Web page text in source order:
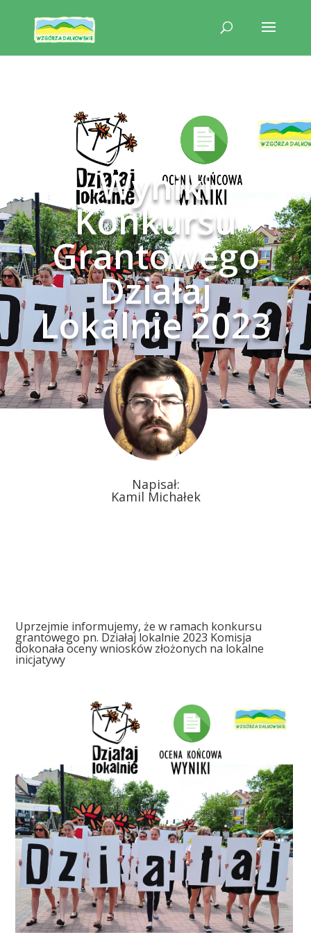
Wyniki
Konkursu
Grantowego
Działaj
Lokalnie 2023
Napisał:
Kamil Michałek
Uprzejmie informujemy, że w ramach konkursu
grantowego pn. Działaj lokalnie 2023 Komisja
dokonała oceny wniosków złożonych na lokalne
inicjatywy